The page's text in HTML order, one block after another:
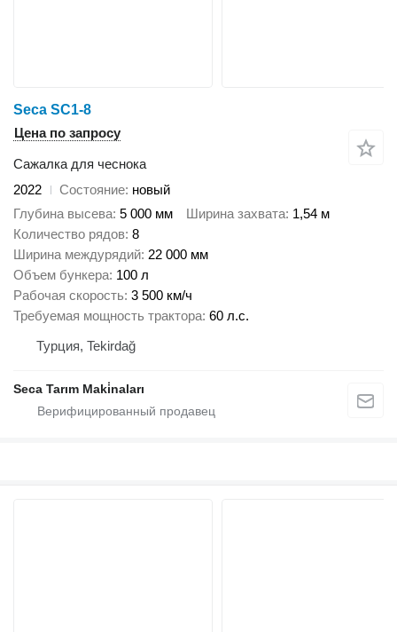
Seca SC1-8
Цена по запросу
Сажалка для чеснока
2022
Состояние новый
Глубина высева 5 000 мм Ширина захвата 1,54 м
Количество рядов 8
Ширина междурядий 22 000 мм
Объем бункера 100 л
Рабочая скорость 3 500 км/ч
Требуемая мощность трактора 60 л.с.
Турция, Tekirdağ
Seca Tarım Maki̇naları